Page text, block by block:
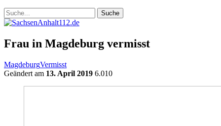
Frau in Magdeburg vermisst
MagdeburgVermisst
Geändert am 13. April 2019 6.010